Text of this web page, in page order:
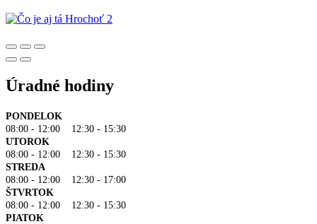
Úradné hodiny
PONDELOK
08:00 - 12:00 12:30 - 15:30
UTOROK
08:00 - 12:00 12:30 - 15:30
STREDA
08:00 - 12:00 12:30 - 17:00
ŠTVRTOK
08:00 - 12:00 12:30 - 15:30
PIATOK